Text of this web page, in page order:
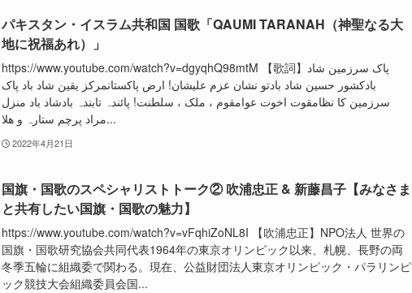
パキスタン・イスラム共和国 国歌「QAUMI TARANAH（神聖なる大
地に祝福あれ）」
https://www.youtube.com/watch?v=dgyqhQ98mtM 【歌詞】پاک سرزمین شاد
بادكشور حسين شاد بادتو نشان عزم علیشان! ارض پاکستانمرکز یقین شاد باد پاک
سرزمین کا نظامقوت اخوت عوامقوم ، ملک ، سلطنت! پائندہ تابندہ بادشاد باد منزل
مراد پرچم ستارہ و هلا...
2022年4月21日
国旗・国歌のスペシャリストトーク② 吹浦忠正 & 新藤昌子【みなさま
と共有したい国旗・国歌の魅力】
https://www.youtube.com/watch?v=vFqhiZoNL8I 【吹浦忠正】NPO法人 世界の
国旗・国歌研究協会共同代表1964年の東京オリンピック以来、札幌、長野の両
冬季五輪に組織委で関わる。現在、公益財団法人東京オリンピック・パラリンピ
ック競技大会組織委員会国...